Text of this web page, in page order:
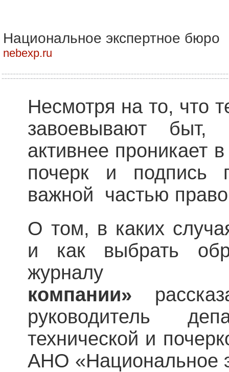
Национальное экспертное бюро
nebexp.ru
Несмотря на то, что
завоевывают
активнее проникает
почерк и подпись
важной частью
О том, в каких
и как выбрать
компании»
руководитель
технической и
АНО «Национальное